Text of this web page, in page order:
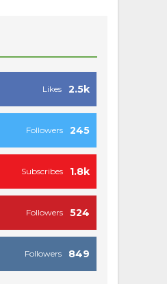
2.5k
Likes
245
Followers
1.8k
Subscribes
524
Followers
849
Followers